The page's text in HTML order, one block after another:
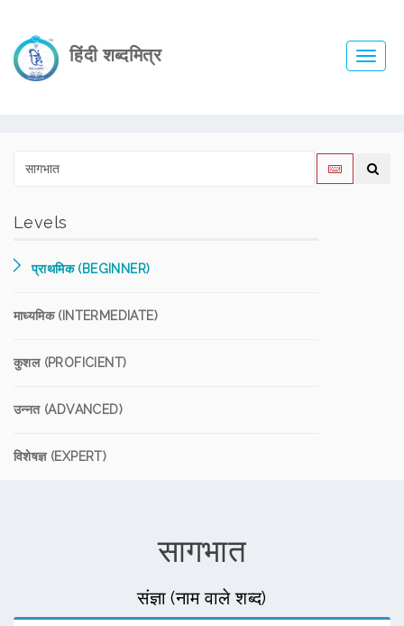
हिंदी शब्दमित्र
Levels
प्राथमिक (BEGINNER)
माध्यमिक (INTERMEDIATE)
कुशल (PROFICIENT)
उन्नत (ADVANCED)
विशेषज्ञ (EXPERT)
सागभात
संज्ञा (नाम वाले शब्द)